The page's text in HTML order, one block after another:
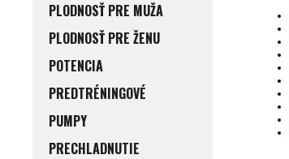
PLODNOSŤ PRE MUŽA
PLODNOSŤ PRE ŽENU
POTENCIA
PREDTRÉNINGOVÉ
PUMPY
PRECHLADNUTIE